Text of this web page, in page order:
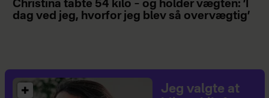
Christina tabte 54 kilo – og holder vægten: ’I
dag ved jeg, hvorfor jeg blev så overvægtig’
Jeg valgte at